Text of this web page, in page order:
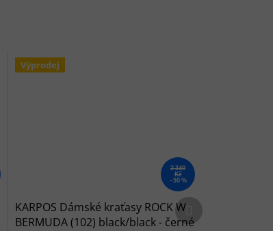
Výprodej
2 340
Kč
–50 %
KARPOS Dámské kraťasy ROCK W
BERMUDA (102) black/black - černé